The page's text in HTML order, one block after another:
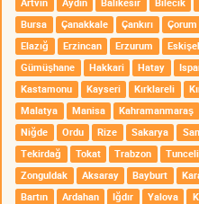
Artvin
Aydın Balıkesir Bilecik
Bursa
Çanakkale Çankırı Çorum
Elazığ
Erzincan Erzurum
Gümüşhane
Hakkari Hatay
Kastamonu
Kayseri Kırklareli
Malatya
Manisa Kahramanmaraş
Niğde
Ordu Rize Sakarya
Tekirdağ
Tokat Trabzon Tunceli
Zonguldak
Aksaray Bayburt
Bartın
Ardahan Iğdır Yalova